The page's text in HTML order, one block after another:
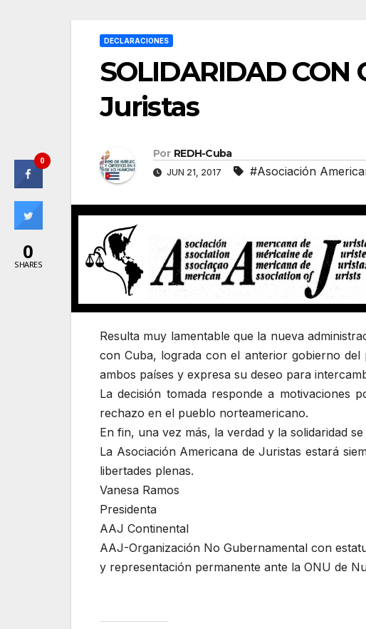
DECLARACIONES
SOLIDARIDAD
Juristas
Por REDH-Cuba
JUN 21, 2017 #Asociación
Resulta muy lamentable que la nueva
con Cuba, lograda con el anterior gobierno del
ambos países y expresa su deseo para
La decisión tomada responde a motivaciones
rechazo en el pueblo norteamericano.
En fin, una vez más, la verdad y la solidaridad
La Asociación Americana de Juristas estará
libertades plenas.
Vanesa Ramos
Presidenta
AAJ Continental
AAJ-Organización No Gubernamental con
y representación permanente ante la ONU de
0
0
SHARES